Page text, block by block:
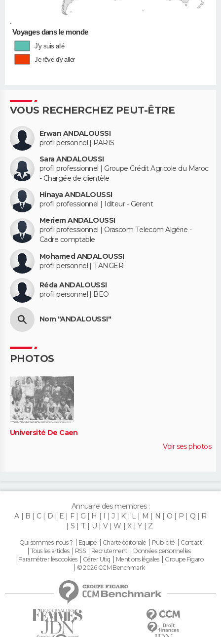
•
Voyages dans le monde
J'y suis allé
Je rêve d'y aller
VOUS RECHERCHEZ PEUT-ÊTRE
Erwan ANDALOUSSI
profil personnel | PARIS
Sara ANDALOUSSI
profil professionnel | Groupe Crédit Agricole du Maroc
- Chargée de clientèle
Hinaya ANDALOUSSI
profil professionnel | Iditeur - Gerent
Meriem ANDALOUSSI
profil professionnel | Orascom Telecom Algérie -
Cadre comptable
Mohamed ANDALOUSSI
profil personnel | TANGER
Réda ANDALOUSSI
profil personnel | BEO
Nom "ANDALOUSSI"
PHOTOS
Université De Caen
Voir ses photos
Annuaire des membres :
A
B C D E F G H J K L M N O P Q
R
S
T U V W X Y Z
Qui sommes-nous ? Equipe Charte éditoriale Publicité
Contact
Tous les articles
RSS Recrutement
Données personnelles
Paramétrer les cookies
Gérer Utiq Mentions légales
Groupe Figaro
© 2026 CCM Benchmark